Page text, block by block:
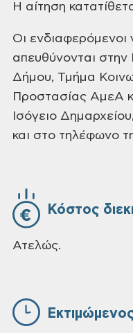
Η αίτηση
Οι ενδιαφερόμενοι
απευθύνονται στην
Δήμου, Τμήμα
Προστασίας ΑμεA
Ισόγειο
και στο τηλέφωνο
Κόστος
Ατελώς.